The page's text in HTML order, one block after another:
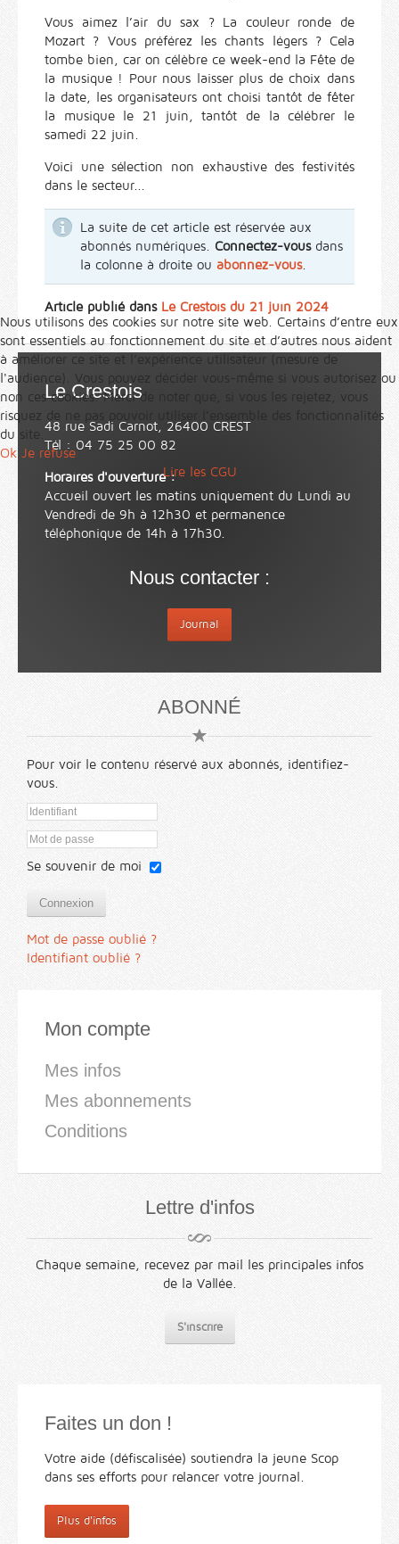
Vous aimez l’air du sax ? La couleur ronde de
Mozart ? Vous préférez les chants légers ? Cela
tombe bien, car on célèbre ce week-end la Fête de
la musique ! Pour nous laisser plus de choix dans
la date, les organisateurs ont choisi tantôt de fêter
la musique le 21 juin, tantôt de la célébrer le
samedi 22 juin.
Voici une sélection non exhaustive des festivités
dans le secteur...
La suite de cet article est réservée aux
abonnés numériques. Connectez-vousdans
la colonne à droite ou abonnez-vous.
Article publié dans Le Crestois du 21 juin 2024
Le Crestois
48 rue Sadi Carnot, 26400 CREST
Tél : 04 75 25 00 82
Horaires d'ouverture :
Accueil ouvert les matins uniquement du Lundi au
Vendredi de 9h à 12h30 et permanence
téléphonique de 14h à 17h30.
Nous contacter :
Journal
ABONNÉ
Pour voir le contenu réservé aux abonnés, identifiez-
vous.
Se souvenir de moi
Connexion
Mot de passe oublié ?
Identifiant oublié ?
Mon compte
Mes infos
Mes abonnements
Conditions
Lettre d'infos
Chaque semaine, recevez par mail les principales infos
de la Vallée.
S'inscrire
Faites un don !
Votre aide (défiscalisée) soutiendra la jeune Scop
dans ses efforts pour relancer votre journal.
Plus d'infos
Nous utilisons des cookies sur notre site web. Certains d’entre eux
sont essentiels au fonctionnement du site et d’autres nous aident
à améliorer ce site et l’expérience utilisateur (mesure de
l'audience). Vous pouvez décider vous-même si vous autorisez ou
non ces cookies. Merci de noter que, si vous les rejetez, vous
risquez de ne pas pouvoir utiliser l’ensemble des fonctionnalités
du site.
Ok Je refuse
Lire les CGU